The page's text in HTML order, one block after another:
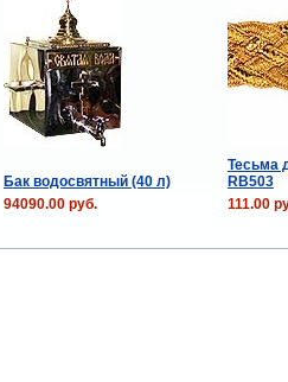
Бак водосвятный (40 л)
Тесьма
RB503
94090.00 руб.
111.00